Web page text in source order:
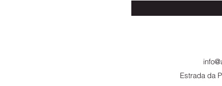
Estrada da